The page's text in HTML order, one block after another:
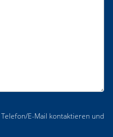
E-Mail kontaktieren und